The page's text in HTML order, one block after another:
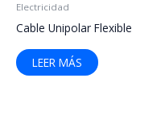
Electricidad
Cable Unipolar Flexible
LEER MÁS